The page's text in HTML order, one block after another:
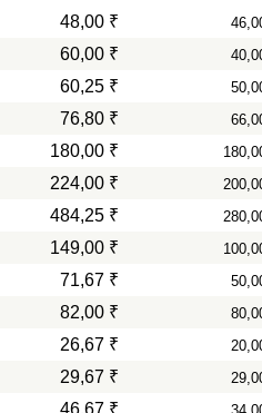
48,00 ₹
60,00 ₹
60,25 ₹
76,80 ₹
180,00 ₹
224,00 ₹
484,25 ₹
149,00 ₹
71,67 ₹
82,00 ₹
26,67 ₹
29,67 ₹
46,67 ₹